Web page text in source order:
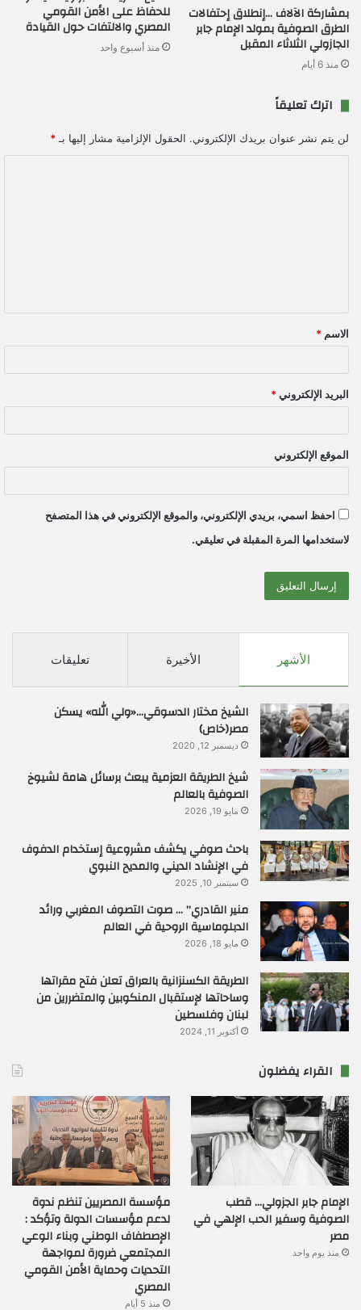
بمشاركة الآلاف …إنطلاق إحتفالات
الطرق الصوفية بمولد الإمام جابر
الجازولي الثلاثاء المقبل
منذ 6 أيام
للحفاظ على الأمن القومي
المصري والالتفات حول القيادة
منذ أسبوع واحد
اترك تعليقاً
لن يتم نشر عنوان بريدك الإلكتروني. الحقول الإلزامية مشار إليها بـ *
ق
*
الاسم *
البريد الإلكتروني *
الموقع الإلكتروني
احفظ اسمي، بريدي الإلكتروني، والموقع الإلكتروني في هذا المتصفح
لاستخدامها المرة المقبلة في تعليقي.
الأشهر الأخيرة تعليقات
الشيخ مختار الدسوقي…«ولي الله» يسكن
مصر(خاص)
ديسمبر 12, 2020
شيخ الطريقة العزمية يبعث برسائل هامة لشيوخ
الصوفية بالعالم
مايو 19, 2026
باحث صوفي يكشف مشروعية إستخدام الدفوف
في الإنشاد الديني والمديح النبوي
سبتمبر 10, 2025
منير القادري” … صوت التصوف المغربي ورائد
الدبلوماسية الروحية في العالم
مايو 18, 2026
الطريقة الكسنزانية بالعراق تعلن فتح مقراتها
وساحاتها لإستقبال المنكوبين والمتضررين من
لبنان وفلسطين
أكتوبر 11, 2024
القراء يفضلون
الإمام جابر الجزولي… قطب
الصوفية وسفير الحب الإلهي في
مصر
منذ يوم واحد
مؤسسة المصريين تنظم ندوة
لدعم مؤسسات الدولة وتؤكد :
الإصطفاف الوطني وبناء الوعي
المجتمعي ضرورة لمواجهة
التحديات وحماية الأمن القومي
المصري
منذ 5 أيام